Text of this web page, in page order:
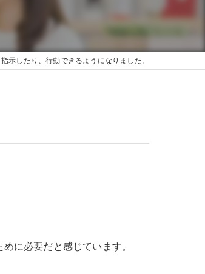
ション
示したり、行動できるようになりました。
に必要だと感じています。